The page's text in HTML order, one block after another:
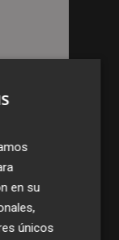
en su
únicos